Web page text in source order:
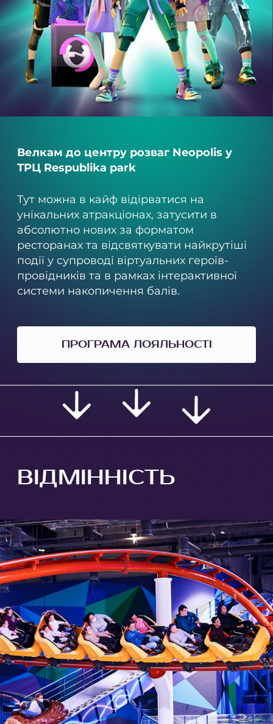
Карта 360°
+380 68 999 29 59 (загальні питання
+380 97 499 79 79 (дні народження)
Велкам до центру розваг Neopolis у
ТРЦ Respublika park
Тут можна в кайф відірватися на
унікальних атракціонах, затусити в
абсолютно нових за форматом
ресторанах та відсвяткувати найкрутіші
події у супроводі віртуальних героїв-
провідників та в рамках інтерактивної
системи накопичення балів.
ПРОГРАМА ЛОЯЛЬНОСТІ
ВІДМІННІСТЬ